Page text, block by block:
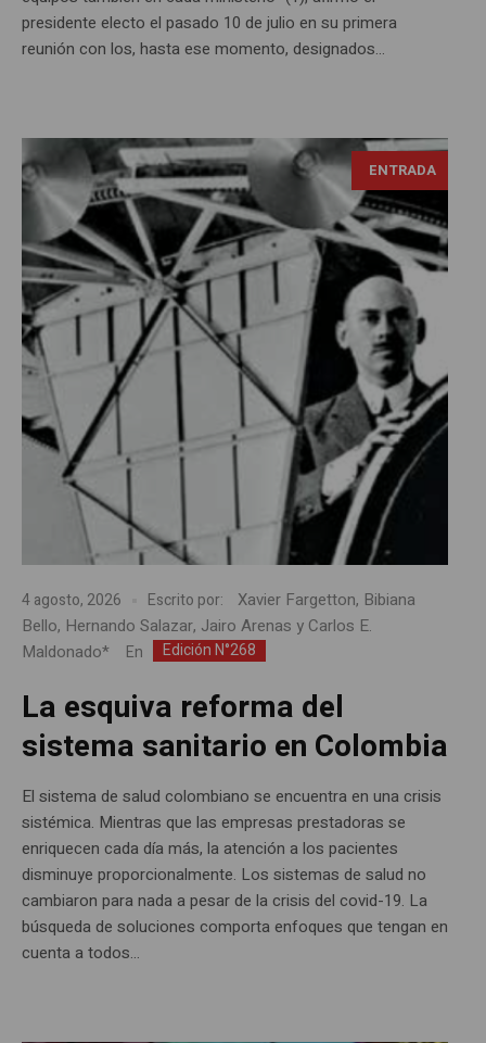
presidente electo el pasado 10 de julio en su primera
reunión con los, hasta ese momento, designados...
ENTRADA
4 agosto, 2026 Escrito por:
Xavier Fargetton, Bibiana
Bello, Hernando Salazar, Jairo Arenas y Carlos E.
Maldonado*
En Edición N°268
La esquiva reforma del
sistema sanitario en Colombia
El sistema de salud colombiano se encuentra en una crisis
sistémica. Mientras que las empresas prestadoras se
enriquecen cada día más, la atención a los pacientes
disminuye proporcionalmente. Los sistemas de salud no
cambiaron para nada a pesar de la crisis del covid-19. La
búsqueda de soluciones comporta enfoques que tengan en
cuenta a todos...